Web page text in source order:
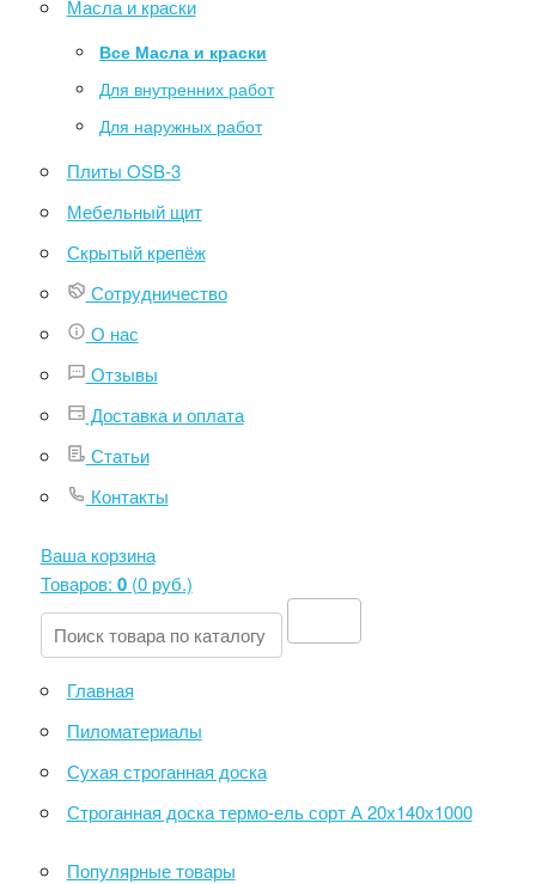
Масла и краски
Все Масла и краски
Для внутренних работ
Для наружных работ
Плиты OSB-3
Мебельный щит
Скрытый крепёж
Сотрудничество
О нас
Отзывы
Доставка и оплата
Статьи
Контакты
Ваша корзина
Товаров: 0(0 руб.)
Главная
Пиломатериалы
Сухая строганная доска
Строганная доска термо-ель сорт А 20х140х1000
Популярные товары